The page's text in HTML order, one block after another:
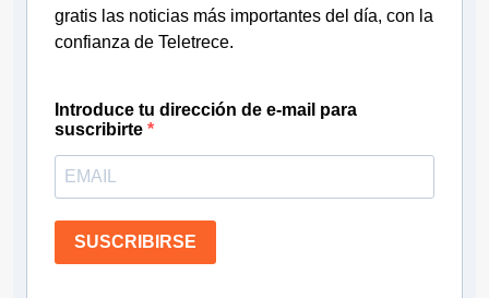
gratis las noticias más importantes del día, con la
confianza de Teletrece.
Introduce tu dirección de e-mail para
suscribirte
SUSCRIBIRSE